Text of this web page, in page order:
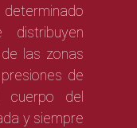
distribuyen
las zonas
de
cuerpo del
y siempre